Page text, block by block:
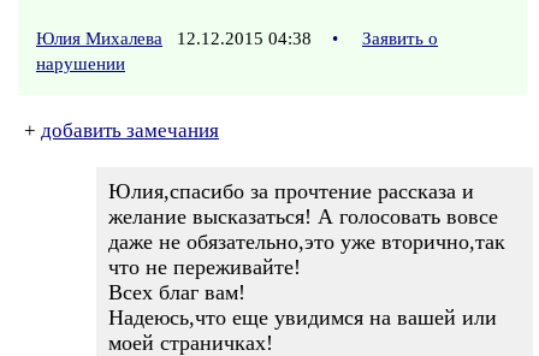
Юлия Михалева 12.12.2015 04:38 •
Заявить о
нарушении
+ добавить замечания
Юлия,спасибо за прочтение рассказа и
желание высказаться! А голосовать вовсе
даже не обязательно,это уже вторично,так
что не переживайте!
Всех благ вам!
Надеюсь,что еще увидимся на вашей или
моей страничках!